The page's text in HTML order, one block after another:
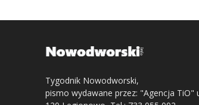
Tygodnik Nowodworski,
pismo wydawane przez: "Agencja TiO"